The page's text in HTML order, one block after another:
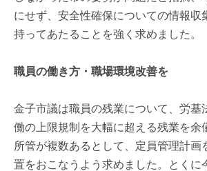
にせず、安全性確保についての情報収
持ってあたることを強く求めました。
職員の働き方・職場環境改善を
金子市議は職員の残業について、労基
働の上限規制を大幅に超える残業を余
所管が複数あるとして、定員管理計画
置をおこなうよう求めました。とくに